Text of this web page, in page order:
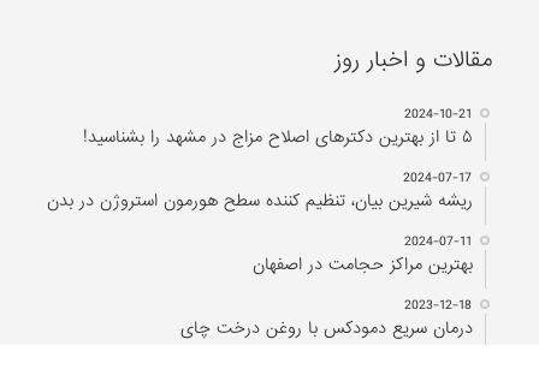
مقالات و اخبار روز
2024-10-21
۵ تا از بهترین دکتر‌های اصلاح مزاج در مشهد را بشناسید!
2024-07-17
ریشه شیرین بیان، تنظیم کننده سطح هورمون استروژن در بدن
2024-07-11
بهترین مراکز حجامت در اصفهان
2023-12-18
درمان سریع دمودکس با روغن درخت چای